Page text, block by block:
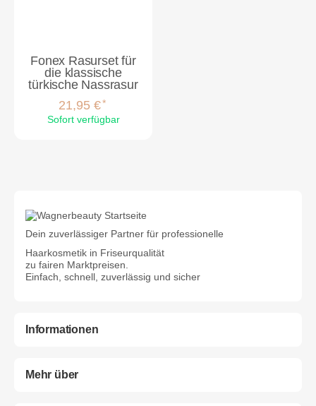
Fonex Rasurset für
die klassische
türkische Nassrasur
21,95 €*
Sofort verfügbar
Dein zuverlässiger Partner für professionelle
Haarkosmetik in Friseurqualität
zu fairen Marktpreisen.
Einfach, schnell, zuverlässig und sicher
Informationen
Mehr über